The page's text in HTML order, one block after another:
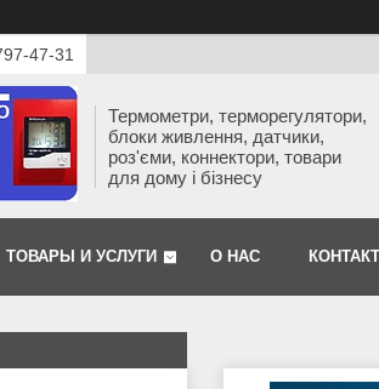
47-31
Термометри, терморегулятори,
блоки живлення, датчики,
роз'єми, коннектори, товари
для дому і бізнесу
ТОВАРЫ И УСЛУГИ О НАС